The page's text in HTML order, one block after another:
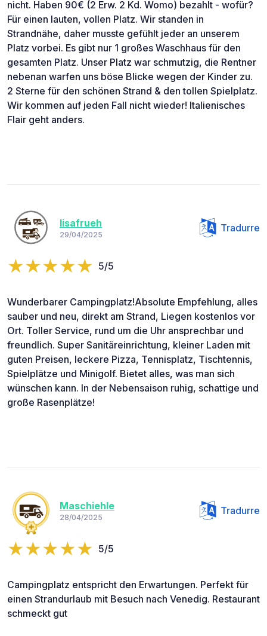
nicht. Haben 90€ (2 Erw. 2 Kd. Womo) bezahlt - wofür?
Für einen lauten, vollen Platz. Wir standen in
Strandnähe, daher musste gefühlt jeder an unserem
Platz vorbei. Es gibt nur 1 großes Waschhaus für den
gesamten Platz. Unser Platz war schmutzig, die Rentner
nebenan warfen uns böse Blicke wegen der Kinder zu.
2 Sterne für den schönen Strand & den tollen Spielplatz.
Wir kommen auf jeden Fall nicht wieder! Italienisches
Flair geht anders.
lisafrueh
29/04/2025
Tradurre
5/5
Wunderbarer Campingplatz!Absolute Empfehlung, alles
sauber und neu, direkt am Strand, Liegen kostenlos vor
Ort. Toller Service, rund um die Uhr ansprechbar und
freundlich. Super Sanitäreinrichtung, kleiner Laden mit
guten Preisen, leckere Pizza, Tennisplatz, Tischtennis,
Spielplätze und Minigolf. Bietet alles, was man sich
wünschen kann. In der Nebensaison ruhig, schattige und
große Rasenplätze!
Maschiehle
28/04/2025
Tradurre
5/5
Campingplatz entspricht den Erwartungen. Perfekt für
einen Strandurlaub mit Besuch nach Venedig. Restaurant
schmeckt gut